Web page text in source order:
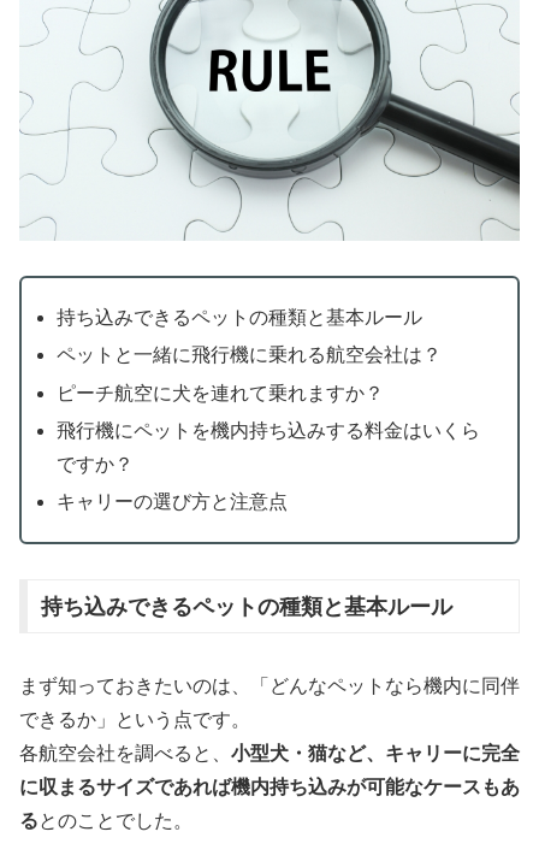
持ち込みできるペットの種類と基本ルール
ペットと一緒に飛行機に乗れる航空会社は？
ピーチ航空に犬を連れて乗れますか？
飛行機にペットを機内持ち込みする料金はいくら
ですか？
キャリーの選び方と注意点
持ち込みできるペットの種類と基本ルール
まず知っておきたいのは、「どんなペットなら機内に同伴
できるか」という点です。
各航空会社を調べると、 小型犬・猫など、キャリーに完全
に収まるサイズであれば機内持ち込みが可能なケースもあ
るとのことでした。